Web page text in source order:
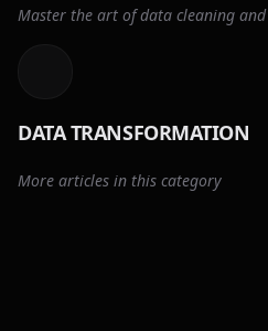
Master the art of data cleaning and
DATA TRANSFORMATION
More articles in this category